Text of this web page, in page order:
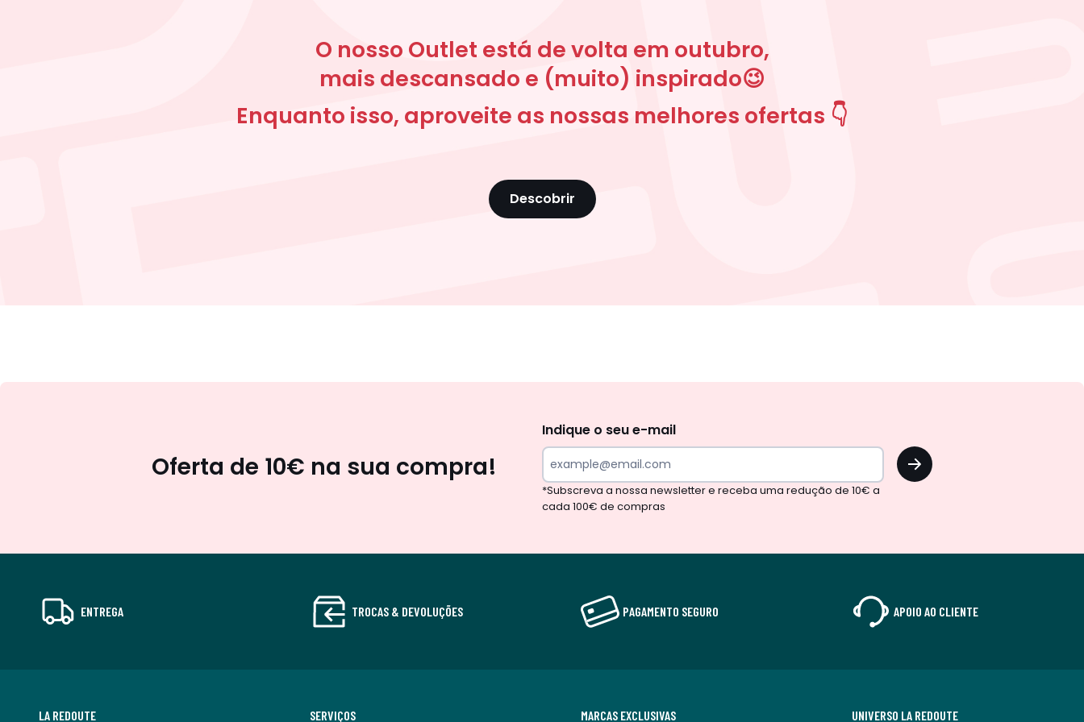
O nosso Outlet está de volta em outubro,
mais descansado e (muito) inspirado😉
Enquanto isso, aproveite as nossas melhores ofertas 👇
Descobrir
Oferta de 10€ na sua compra!
Indique o seu e-mail
OK
*Subscreva a nossa newsletter e receba uma redução de 10€ a
cada 100€ de compras
ENTREGA TROCAS & DEVOLUÇÕES PAGAMENTO SEGURO APOIO AO CLIENTE
LA REDOUTE SERVIÇOS MARCAS EXCLUSIVAS UNIVERSO LA REDOUTE